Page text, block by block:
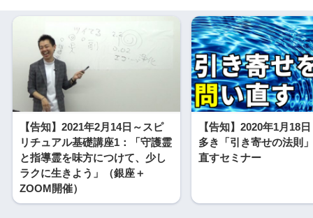
【告知】2021年2月14日～スピ
リチュアル基礎講座1：「守護霊
と指導霊を味方につけて、少し
ラクに生きよう」（銀座＋
ZOOM開催）
【告知】2020年1月18
多き「引き寄せの法則
直すセミナー